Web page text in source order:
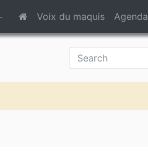
Voix du maquis Agenda